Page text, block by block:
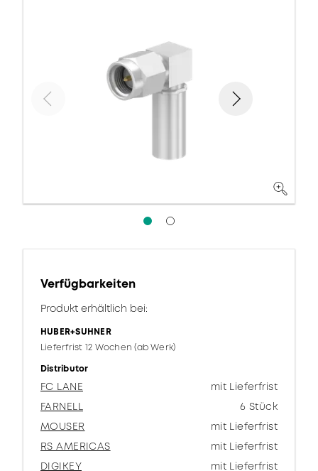
Verfügbarkeiten
Produkt erhältlich bei:
HUBER+SUHNER
Lieferfrist 12 Wochen (ab Werk)
Distributor
FC LANE
mit Lieferfrist
FARNELL
6 Stück
MOUSER
mit Lieferfrist
RS AMERICAS
mit Lieferfrist
DIGIKEY
mit Lieferfrist